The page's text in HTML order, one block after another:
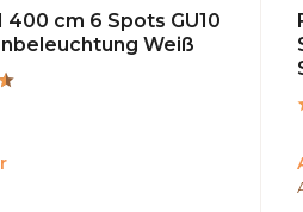
400 cm 6 Spots GU10
Weiß